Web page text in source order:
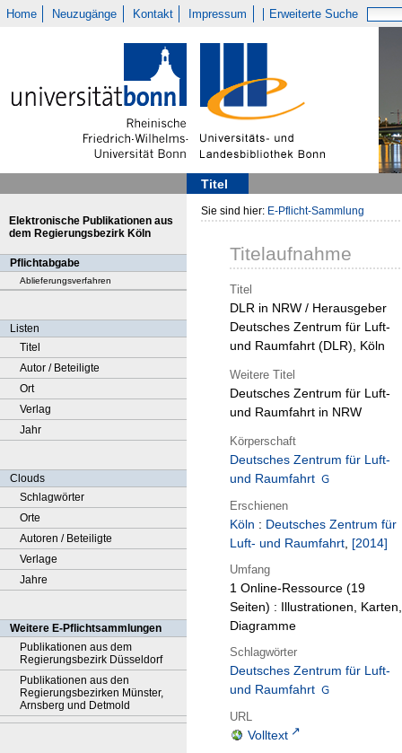
Home Neuzugänge Kontakt Impressum Erweiterte Suche
Titel
Elektronische Publikationen aus
dem Regierungsbezirk Köln
Pflichtabgabe
Ablieferungsverfahren
Listen
Titel
Autor / Beteiligte
Ort
Verlag
Jahr
Clouds
Schlagwörter
Orte
Autoren / Beteiligte
Verlage
Jahre
Weitere E-Pflichtsammlungen
Publikationen aus dem
Regierungsbezirk Düsseldorf
Publikationen aus den
Regierungsbezirken Münster,
Arnsberg und Detmold
Sie sind hier: E-Pflicht-Sammlung
Titelaufnahme
Titel
DLR in NRW / Herausgeber
Deutsches Zentrum für Luft-
und Raumfahrt (DLR), Köln
Weitere Titel
Deutsches Zentrum für Luft-
und Raumfahrt in NRW
Körperschaft
Deutsches Zentrum für Luft-
und Raumfahrt
Erschienen
Köln : Deutsches Zentrum für
Luft- und Raumfahrt, [2014]
Umfang
1 Online-Ressource (19
Seiten) : Illustrationen, Karten,
Diagramme
Schlagwörter
Deutsches Zentrum für Luft-
und Raumfahrt
URL
Volltext